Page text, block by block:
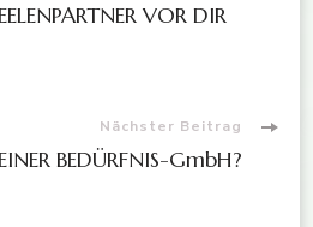
VOR DIR
Nächster Beitrag
BEDÜRFNIS-GmbH?